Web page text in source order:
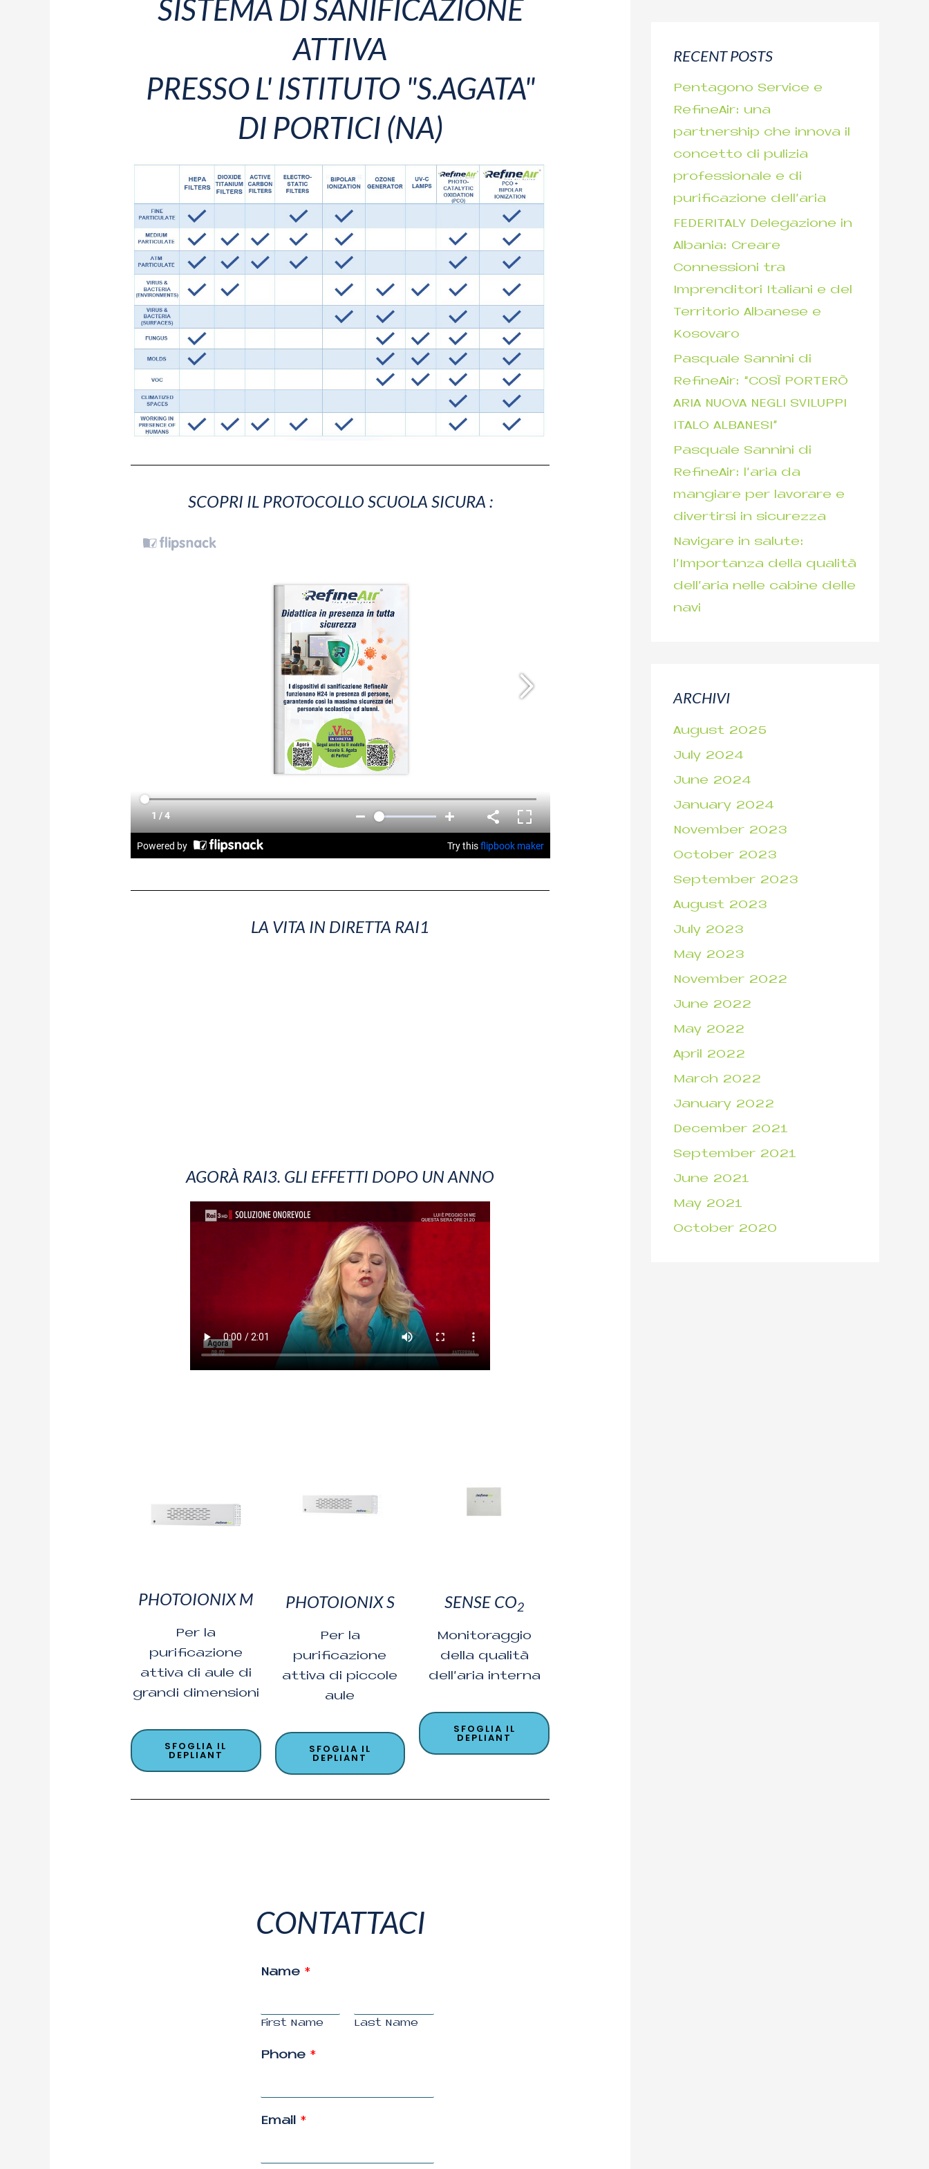
SISTEMA DI SANIFICAZIONE
ATTIVA
PRESSO L' ISTITUTO "S.AGATA"
DI PORTICI (NA)
SCOPRI IL PROTOCOLLO SCUOLA SICURA :
LA VITA IN DIRETTA RAI1
AGORÀ RAI3. GLI EFFETTI DOPO UN ANNO
PHOTOIONIX M
Per la
purificazione
attiva di aule di
grandi dimensioni
SFOGLIA IL
DEPLIANT
PHOTOIONIX S
Per la
purificazione
attiva di piccole
aule
SFOGLIA IL
DEPLIANT
SENSE CO2
Monitoraggio
della qualità
dell’aria interna
SFOGLIA IL
DEPLIANT
CONTATTACI
Name *
First Name Last Name
Phone *
Email *
c
r
RECENT POSTS
Pentagono Service e
RefineAir: una
partnership che innova il
concetto di pulizia
professionale e di
purificazione dell’aria
FEDERITALY Delegazione in
Albania: Creare
Connessioni tra
Imprenditori Italiani e del
Territorio Albanese e
Kosovaro
Pasquale Sannini di
RefineAir: “COSÌ PORTERÒ
ARIA NUOVA NEGLI SVILUPPI
ITALO ALBANESI”
Pasquale Sannini di
RefineAir: l’aria da
mangiare per lavorare e
divertirsi in sicurezza
Navigare in salute:
l’Importanza della qualità
dell’aria nelle cabine delle
navi
ARCHIVI
August 2025
July 2024
June 2024
January 2024
November 2023
October 2023
September 2023
August 2023
July 2023
May 2023
November 2022
June 2022
May 2022
April 2022
March 2022
January 2022
December 2021
September 2021
June 2021
May 2021
October 2020